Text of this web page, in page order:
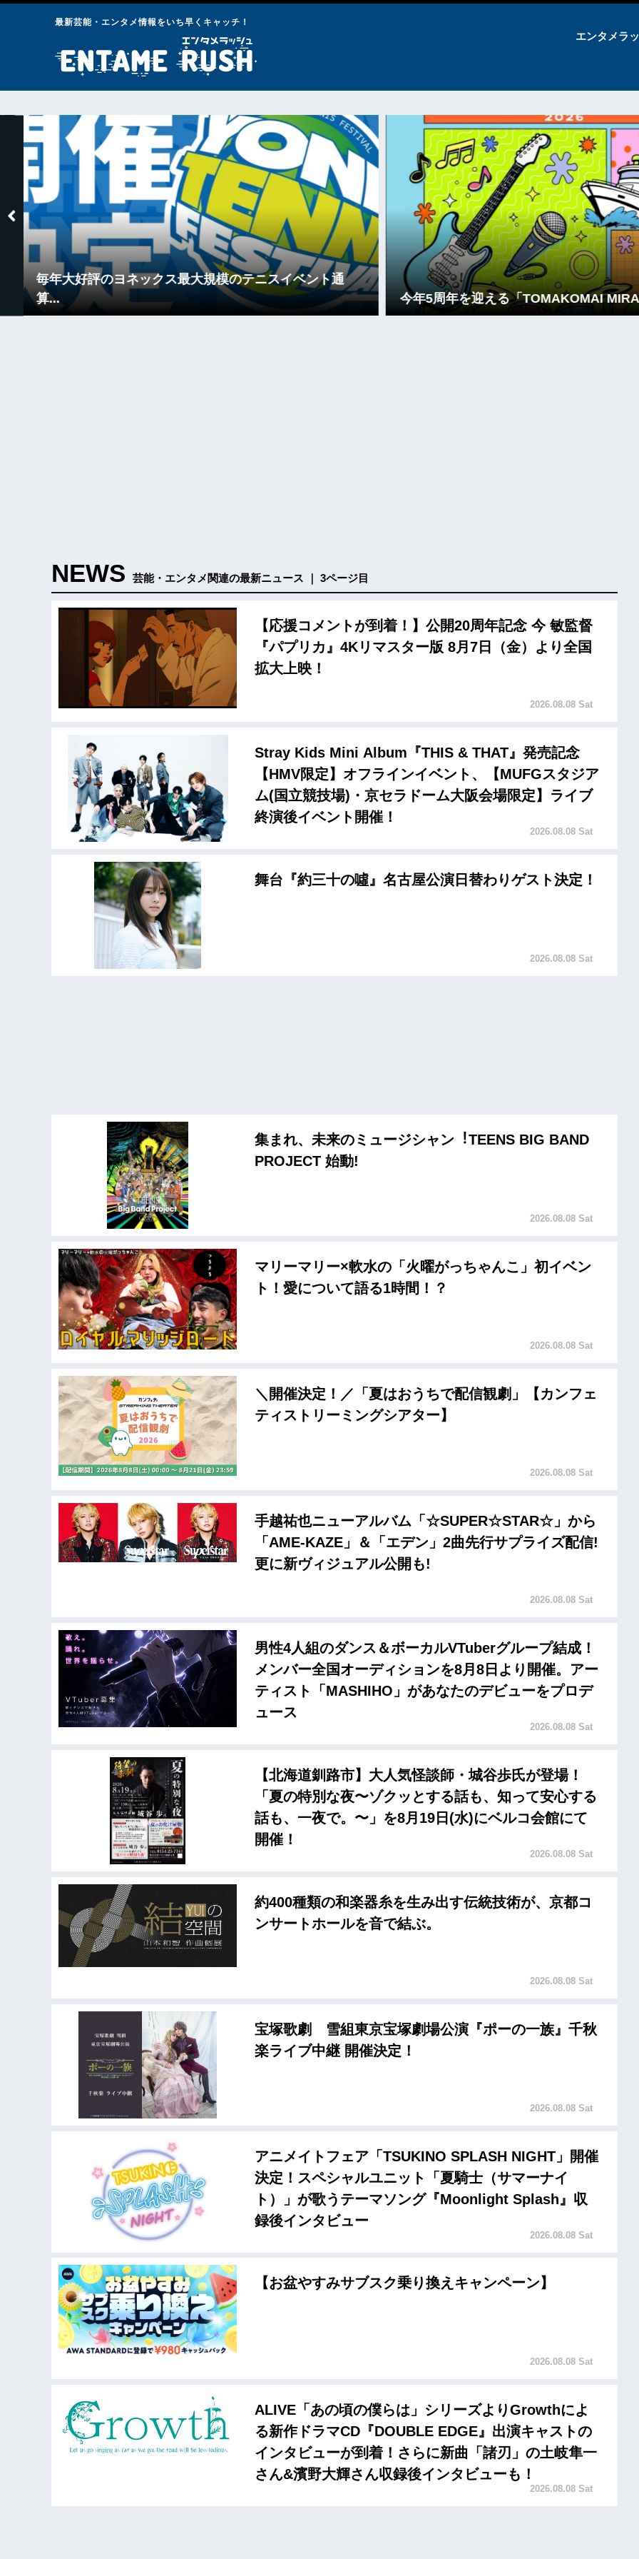
最新芸能・エンタメ情報をいち早くキャッチ！
エンタメラ
のヨネックス最大規模のテニスイベント通
今年5周年を迎える「TOMAKOMAI MIRAI...
NEWS 芸能・エンタメ関連の最新ニュース ｜ 3ページ目
【応援コメントが到着！】公開20周年記念 今 敏監督
『パプリカ』4Kリマスター版 8月7日（金）より全国
拡大上映！
2026.08.08 Sat
Stray Kids Mini Album『THIS & THAT』発売記念
【HMV限定】オフラインイベント、【MUFGスタジア
ム(国立競技場)・京セラドーム大阪会場限定】ライブ
終演後イベント開催！
2026.08.08 Sat
舞台『約三十の噓』名古屋公演日替わりゲスト決定！
2026.08.08 Sat
集まれ、未来のミュージシャン︕TEENS BIG BAND
PROJECT 始動!
2026.08.08 Sat
マリーマリー×軟水の「火曜がっちゃんこ」初イベン
ト！愛について語る1時間！？
2026.08.08 Sat
＼開催決定！／「夏はおうちで配信観劇」【カンフェ
ティストリーミングシアター】
2026.08.08 Sat
手越祐也ニューアルバム「☆SUPER☆STAR☆」から
「AME-KAZE」＆「エデン」2曲先行サプライズ配信!
更に新ヴィジュアル公開も!
2026.08.08 Sat
男性4人組のダンス＆ボーカルVTuberグループ結成！
メンバー全国オーディションを8月8日より開催。アー
ティスト「MASHIHO」があなたのデビューをプロデ
ュース
2026.08.08 Sat
【北海道釧路市】大人気怪談師・城谷歩氏が登場！
「夏の特別な夜〜ゾクッとする話も、知って安心する
話も、一夜で。〜」を8月19日(水)にベルコ会館にて
開催！
2026.08.08 Sat
約400種類の和楽器糸を生み出す伝統技術が、京都コ
ンサートホールを音で結ぶ。
2026.08.08 Sat
宝塚歌劇 雪組東京宝塚劇場公演『ポーの一族』千秋
楽ライブ中継 開催決定！
2026.08.08 Sat
アニメイトフェア「TSUKINO SPLASH NIGHT」開催
決定！スペシャルユニット「夏騎士（サマーナイ
ト）」が歌うテーマソング『Moonlight Splash』収
録後インタビュー
2026.08.08 Sat
【お盆やすみサブスク乗り換えキャンペーン】
2026.08.08 Sat
ALIVE「あの頃の僕らは」シリーズよりGrowthによ
る新作ドラマCD『DOUBLE EDGE』出演キャストの
インタビューが到着！さらに新曲「諸刃」の土岐隼一
さん&濱野大輝さん収録後インタビューも！
2026.08.08 Sat